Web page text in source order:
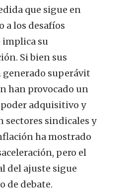
que sigue en
a los desafíos
implica su
Si bien sus
generado superávit
han provocado un
adquisitivo y
sectores sindicales y
ha mostrado
pero el
del ajuste sigue
de debate.